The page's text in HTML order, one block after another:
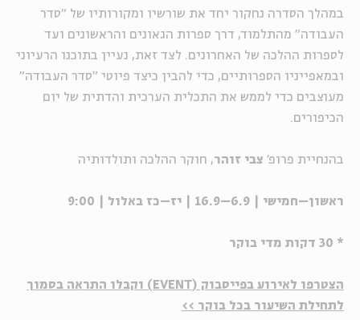
במהלך הסדרה נחקור יחד את שורשיו ומקורותיו של "סדר
העבודה" מהתלמוד, דרך ספרות הגאונים והראשונים ועד
לספרות ההלכה של האחרונים. לצד זאת, נעיין בתוכנו הרעיוני
ובמאפייניו הספרותיים, כדי להבין כיצד פיוטי "סדר העבודה"
מעוצבים כדי לממש את התכלית הערכית והדתית של יום
הכיפורים.
בהנחיית פרופ' צבי זוהר, חוקר ההלכה ותולדותיה
ראשון–חמישי | 6.9–16.9 | יז–כז באלול | 9:00
* 30 דקות מדי בוקר
הצטרפו לאירוע בפייסבוק (EVENT) וקבלו התראה בסמוך
לתחילת השיעור בכל בוקר >>